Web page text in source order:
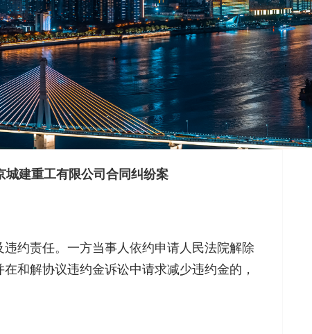
城建重工有限公司合同纠纷案
约责任。一方当事人依约申请人民法院解除
和解协议违约金诉讼中请求减少违约金的，